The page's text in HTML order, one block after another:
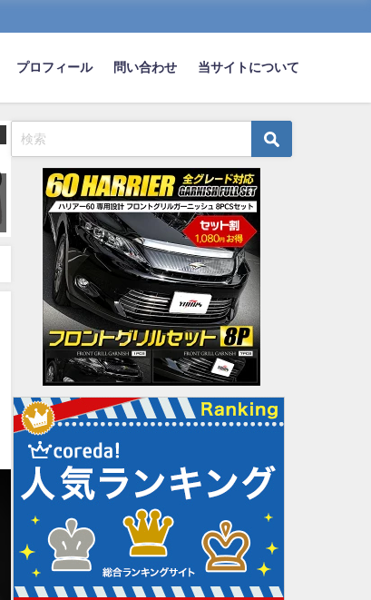
プロフィール 問い合わせ 当サイトについて
大学生俺さん、スポーツカーで
暇つぶしにドライブしてしまう
ｗｗｗｗｗ
2019-08-07
MT車ってコーヒー飲む時
んの？
2024-01-16